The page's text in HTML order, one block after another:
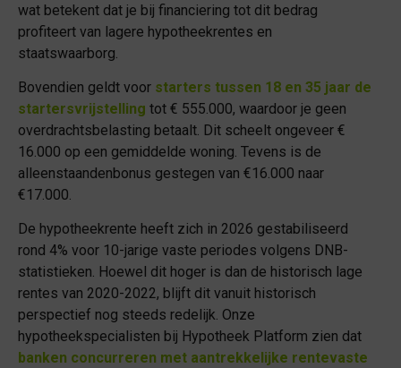
wat betekent dat je bij financiering tot dit bedrag
profiteert van lagere hypotheekrentes en
staatswaarborg.
Bovendien geldt voor starters tussen 18 en 35 jaar de
startersvrijstelling tot € 555.000, waardoor je geen
overdrachtsbelasting betaalt. Dit scheelt ongeveer €
16.000 op een gemiddelde woning. Tevens is de
alleenstaandenbonus gestegen van €16.000 naar
€17.000.
De hypotheekrente heeft zich in 2026 gestabiliseerd
rond 4% voor 10-jarige vaste periodes volgens DNB-
statistieken. Hoewel dit hoger is dan de historisch lage
rentes van 2020-2022, blijft dit vanuit historisch
perspectief nog steeds redelijk. Onze
hypotheekspecialisten bij Hypotheek Platform zien dat
banken concurreren met aantrekkelijke rentevaste